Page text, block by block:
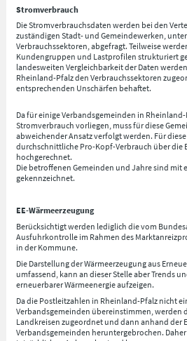
Stromverbrauch
Die Stromverbrauchsdaten werden bei den
zuständigen Stadt- und Gemeindewerken,
Verbrauchssektoren, abgefragt. Teilweise
Kundengruppen und Lastprofilen strukturiert
landesweiten Vergleichbarkeit der Daten
Rheinland-Pfalz den Verbrauchssektoren
entsprechenden Unschärfen behaftet.
Da für einige Verbandsgemeinden in
Stromverbrauch vorliegen, muss für diese
abweichender Ansatz verfolgt werden. Für
durchschnittliche Pro-Kopf-Verbrauch über die
hochgerechnet.
Die betroffenen Gemeinden und Jahre sind mit
gekennzeichnet.
EE-Wärmeerzeugung
Berücksichtigt werden lediglich die vom
Ausfuhrkontrolle im Rahmen des
in der Kommune.
Die Darstellung der Wärmeerzeugung aus
umfassend, kann an dieser Stelle aber Trends
erneuerbarer Wärmeenergie aufzeigen.
Da die Postleitzahlen in Rheinland-Pfalz nicht
Verbandsgemeinden übereinstimmen, werden
Landkreisen zugeordnet und dann anhand der
Verbandsgemeinden heruntergebrochen.